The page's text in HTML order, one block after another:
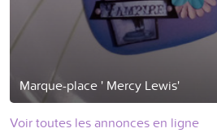
Marque-place ' Mercy Lewis'
Voir toutes les annonces en ligne